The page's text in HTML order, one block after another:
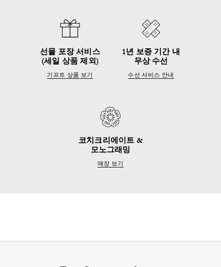
선물 포장 서비스
(세일 상품 제외)
기프트 상품 보기
1년 보증 기간 내
무상 수선
수선 서비스 안내
코치크리에이트 &
모노그래밍
매장 보기